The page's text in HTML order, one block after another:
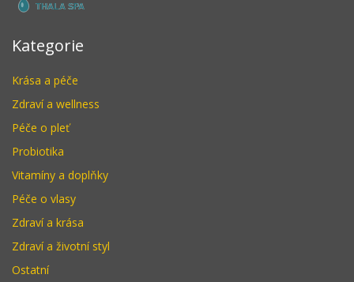
Kategorie
Krása a péče
Zdraví a wellness
Péče o pleť
Probiotika
Vitamíny a doplňky
Péče o vlasy
Zdraví a krása
Zdraví a životní styl
Ostatní